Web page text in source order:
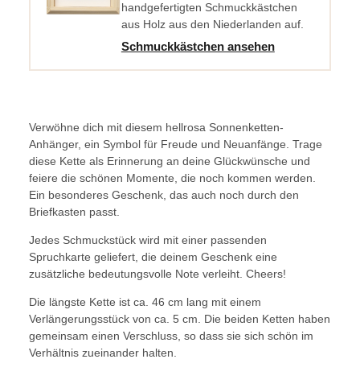
handgefertigten Schmuckkästchen
aus Holz aus den Niederlanden auf.
Schmuckkästchen ansehen
Verwöhne dich mit diesem hellrosa Sonnenketten-
Anhänger, ein Symbol für Freude und Neuanfänge. Trage
diese Kette als Erinnerung an deine Glückwünsche und
feiere die schönen Momente, die noch kommen werden.
Ein besonderes Geschenk, das auch noch durch den
Briefkasten passt.
Jedes Schmuckstück wird mit einer passenden
Spruchkarte geliefert, die deinem Geschenk eine
zusätzliche bedeutungsvolle Note verleiht. Cheers!
Die längste Kette ist ca. 46 cm lang mit einem
Verlängerungsstück von ca. 5 cm. Die beiden Ketten haben
gemeinsam einen Verschluss, so dass sie sich schön im
Verhältnis zueinander halten.